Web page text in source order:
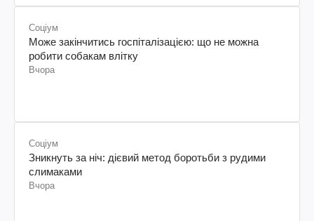
Соціум
Може закінчитись госпіталізацією: що не можна
робити собакам влітку
Вчора
Соціум
Зникнуть за ніч: дієвий метод боротьби з рудими
слимаками
Вчора